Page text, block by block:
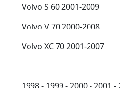
Volvo S 60 2001-2009
Volvo V 70 2000-2008
Volvo XC 70 2001-2007
1998 - 1999 - 2000 - 2001 -